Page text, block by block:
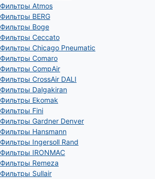
Фильтры Atmos
Фильтры BERG
Фильтры Boge
Фильтры Ceccato
Фильтры Chicago Pneumatic
Фильтры Comaro
Фильтры CompAir
Фильтры CrossAir DALI
Фильтры Dalgakiran
Фильтры Ekomak
Фильтры Fini
Фильтры Gardner Denver
Фильтры Hansmann
Фильтры Ingersoll Rand
Фильтры IRONMAC
Фильтры Remeza
Фильтры Sullair